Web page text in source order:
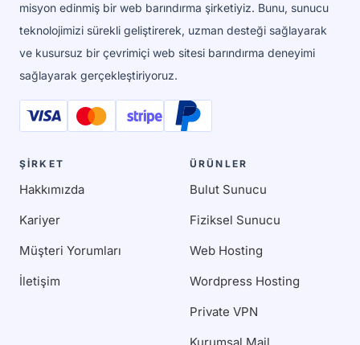
misyon edinmiş bir web barındırma şirketiyiz. Bunu, sunucu
teknolojimizi sürekli geliştirerek, uzman desteği sağlayarak
ve kusursuz bir çevrimiçi web sitesi barındırma deneyimi
sağlayarak gerçekleştiriyoruz.
ŞİRKET
Hakkımızda
Kariyer
Müşteri Yorumları
İletişim
ÜRÜNLER
Bulut Sunucu
Fiziksel Sunucu
Web Hosting
Wordpress Hosting
Private VPN